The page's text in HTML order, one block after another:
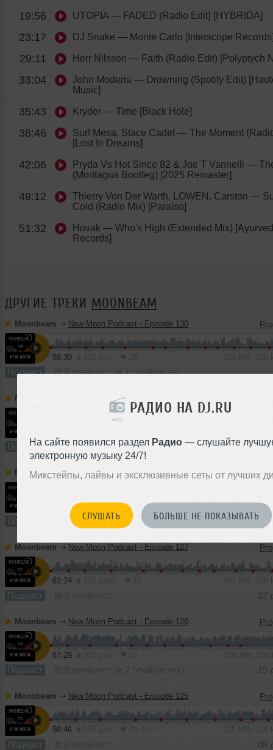
РАДИО НА DJ.RU
На сайте появился раздел Радио — слушайте
электронную музыку 24/7!
Микстейпы, лайвы и эксклюзивные сеты от лучших
СЛУШАТЬ БОЛЬШЕ НЕ ПОКАЗЫВАТЬ
19:56 UTOPIA — FADED (Radio Edit) [HYBRIDA]
23:17 DJ Snake — Monte Carlo [Interscope
29:11 Herr Nilsson — Faith (Radio Edit) [Polyptych
33:04 John Modena — Drowning (Spotify Edit)
Music]
35:43 Kryder — Time [Black Hole]
38:46 Surf Mesa, Stace Cadet — The Moment
[Lost In Dreams]
42:06 Pryda Vs Hot Since 82 & Joe T Vannelli —
(Morttagua Bootleg) [2025 Remaster]
49:12 Thierry Von Der Warth, LOWEN, Carston —
Cold (Radio Mix) [Paraíso]
51:32 Hovak — Who's High (Extended Mix)
Records]
ДРУГИЕ ТРЕКИ MOONBEAM
Moonbeam ➝ New Moon Podcast - Episode 130
58:30
Подкаст В плейлист (в 1 плейлисте)
Moonbeam New Moon Podcast - Episode 129
Подкаст В плейлист (в 2 плейлистах)
Moonbeam ➝New Moon Podcast - Episode 128
254 раза 143 MB, 320
Подкаст В плейлист (в 1 плейлисте) 29
Moonbeam ➝ New Moon Podcast - Episode 127
61:24
Подкаст 22
Moonbeam ➝ New Moon Podcast - Episode 126
57:29
Подкаст 15
Moonbeam ➝ New Moon Podcast - Episode 125
58:46
Подкаст 08